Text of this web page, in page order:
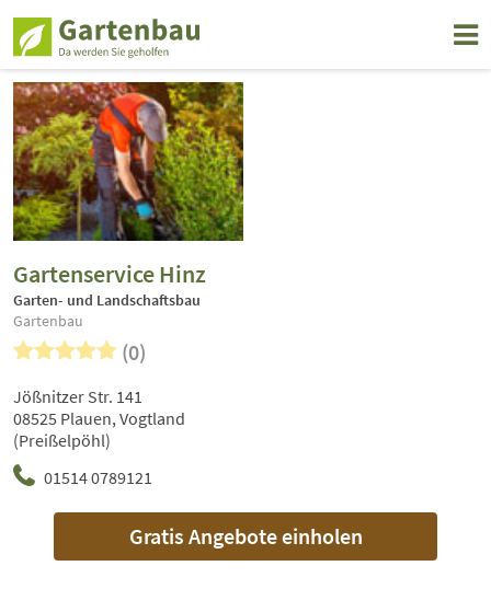
Gartenservice Hinz
Garten- und Landschaftsbau
Gartenbau
(0)
01514 0789121
Jößnitzer Str. 141
08525 Plauen, Vogtland
(Preißelpöhl)
Gratis Angebote einholen